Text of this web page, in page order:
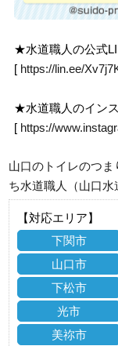
★水道職人の公式
[ https://lin.ee/
★水道職人のイン
[ https://
山口のトイレのつ
ち水道職人（山口水
【対応エリア】
下関市
山口市
下松市
光市
美祢市